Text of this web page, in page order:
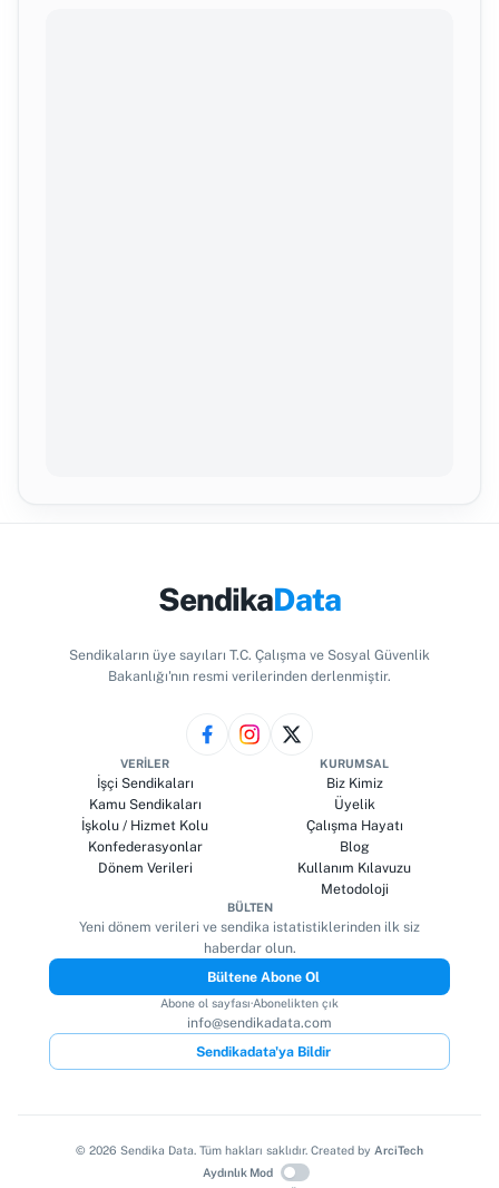
SendikaData
Sendikaların üye sayıları T.C. Çalışma ve Sosyal Güvenlik
Bakanlığı'nın resmi verilerinden derlenmiştir.
VERILER
İşçi Sendikaları
Kamu Sendikaları
İşkolu / Hizmet Kolu
Konfederasyonlar
Dönem Verileri
KURUMSAL
Biz Kimiz
Üyelik
Çalışma Hayatı
Blog
Kullanım Kılavuzu
Metodoloji
BÜLTEN
Yeni dönem verileri ve sendika istatistiklerinden ilk siz
haberdar olun.
Bültene Abone Ol
Abone ol sayfası·Abonelikten çık
info@sendikadata.com
Sendikadata'ya Bildir
© 2026 Sendika Data. Tüm hakları saklıdır. Created by ArciTech
Aydınlık Mod